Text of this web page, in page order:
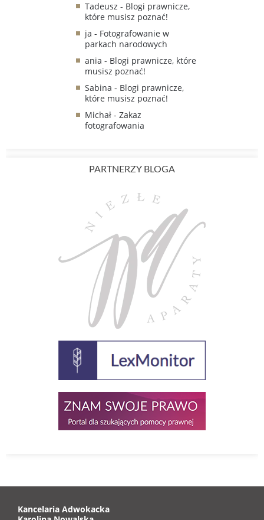
Tadeusz - Blogi prawnicze,
które musisz poznać!
ja - Fotografowanie w
parkach narodowych
ania - Blogi prawnicze, które
musisz poznać!
Sabina - Blogi prawnicze,
które musisz poznać!
Michał - Zakaz
fotografowania
PARTNERZY BLOGA
Kancelaria Adwokacka